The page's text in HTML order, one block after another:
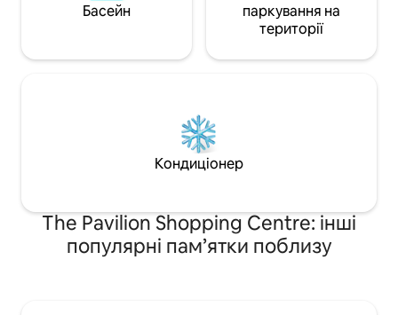
Басейн
паркування на
території
Кондиціонер
The Pavilion Shopping Centre: інші
популярні пам’ятки поблизу